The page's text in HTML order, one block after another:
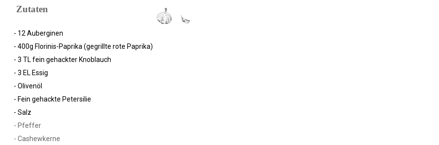
Zutaten
- 12 Auberginen
- 400g Florinis-Paprika (gegrillte rote Paprika)
- 3 TL fein gehackter Knoblauch
- 3 EL Essig
- Olivenöl
- Fein gehackte Petersilie
- Salz
- Pfeffer
- Cashewkerne